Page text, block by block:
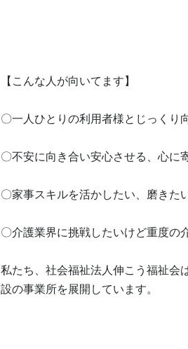
【こんな人が向いてます】
〇一人ひとりの利用者様とじっくり
〇不安に向き合い安心させる、心に
〇家事スキルを活かしたい、磨きた
〇介護業界に挑戦したいけど重度の
私たち、社会福祉法人伸こう福祉会
設の事業所を展開しています。